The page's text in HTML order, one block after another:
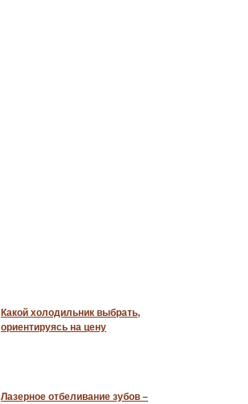
Какой холодильник выбрать,
ориентируясь на цену
Лазерное отбеливание зубов –